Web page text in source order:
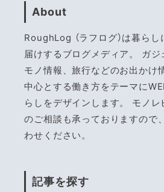
About
RoughLog （ラフログ）は暮ら
届けするブログメディア。 ガ
モノ情報、旅行などのお出かけ
中心とする働き方をテーマに
らしをデザインします。 モノ
のご相談も承っておりますので
わせください。
記事を探す